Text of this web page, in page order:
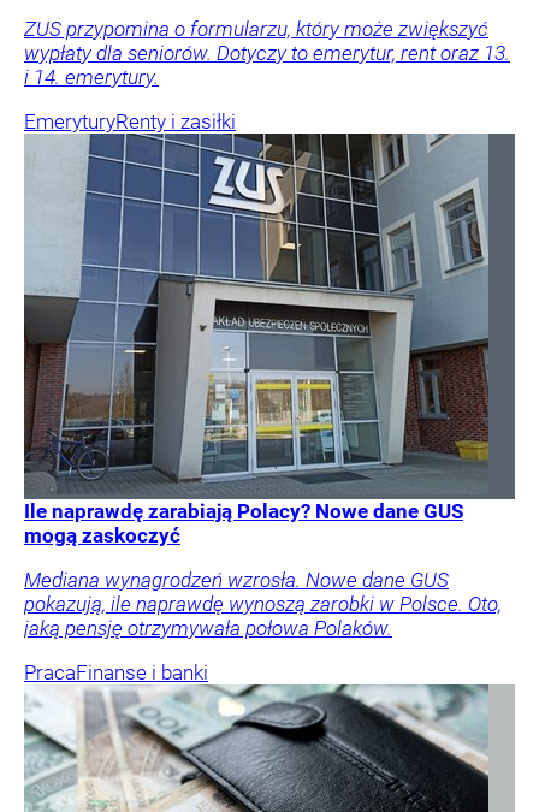
ZUS przypomina o formularzu, który może zwiększyć
wypłaty dla seniorów. Dotyczy to emerytur, rent oraz 13.
i 14. emerytury.
EmeryturyRenty i zasiłki
Ile naprawdę zarabiają Polacy? Nowe dane GUS
mogą zaskoczyć
Mediana wynagrodzeń wzrosła. Nowe dane GUS
pokazują, ile naprawdę wynoszą zarobki w Polsce. Oto,
jaką pensję otrzymywała połowa Polaków.
PracaFinanse i banki